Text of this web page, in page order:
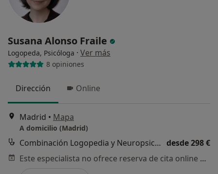
Susana Alonso Fraile
Logopeda, Psicóloga · Ver más
8 opiniones
Dirección Online
Madrid • Mapa
A domicilio (Madrid)
Combinación Logopedia y Neuropsicología desde 298 €
Este especialista no ofrece reserva de cita online en esta dirección.